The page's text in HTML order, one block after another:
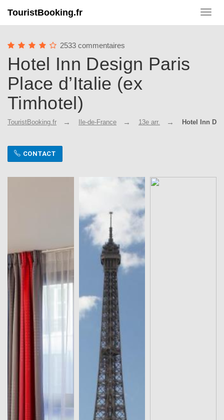
TouristBooking.fr
2533 commentaires
Hotel Inn Design Paris
Place d’Italie (ex
Timhotel)
TouristBooking.fr Ile-de-France 13e arr. Hotel Inn
CONTACT